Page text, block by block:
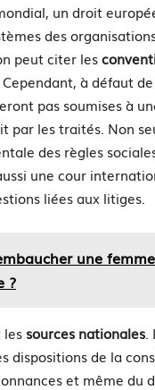
un droit
des
peut citer les
Cependant, à défaut
pas soumises à
par les traités. Non
des règles
une cour
liées aux litiges.
une
?
les sources nationales.
dispositions de la
et même du